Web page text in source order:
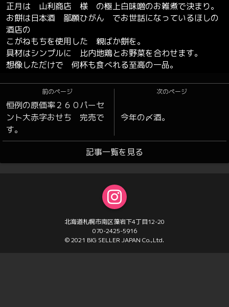
正月は 山利商店 様 の極上白味噌のお雑煮で決まり。
お餅は日本酒 鄙願ひがん でお世話になっているほしの
酒店の
こがねもちを使用した 親ばか餅を。
具材はシンプルに 比内地鶏とお野菜を合わせます。
想像しただけで 何杯も食べれる至高の一品。
前のページ
恒例の原価率２６０パーセ
ント大赤字おせち 完売で
す。
次のページ
今年の〆酒。
記事一覧を見る
北海道札幌市南区藻岩下4丁目12-20
070-2425-5916
© 2021 BIG SELLER JAPAN Co.,Ltd.